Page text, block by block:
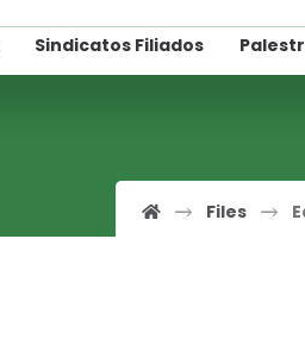
Sindicatos Filiados
Files